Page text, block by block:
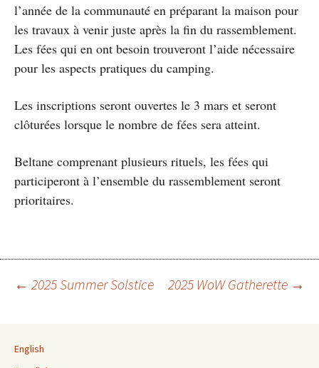
l’année de la communauté en préparant la maison pour
les travaux à venir juste après la fin du rassemblement.
Les fées qui en ont besoin trouveront l’aide nécessaire
pour les aspects pratiques du camping.
Les inscriptions seront ouvertes le 3 mars et seront
clôturées lorsque le nombre de fées sera atteint.
Beltane comprenant plusieurs rituels, les fées qui
participeront à l’ensemble du rassemblement seront
prioritaires.
← 2025 Summer Solstice 2025 WoW Gatherette →
English